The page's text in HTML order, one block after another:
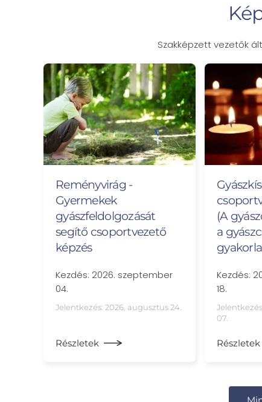
Szakképzett vezetők
Reményvirág -
Gyermekek
gyászfeldolgozását
segítő csoportvezető
képzés
Kezdés: 2026. szeptember
04.
Jelentkezés: 2026. augusztus 24.
Részletek
(A
a
Kezdés:
18.
07.
Részletek